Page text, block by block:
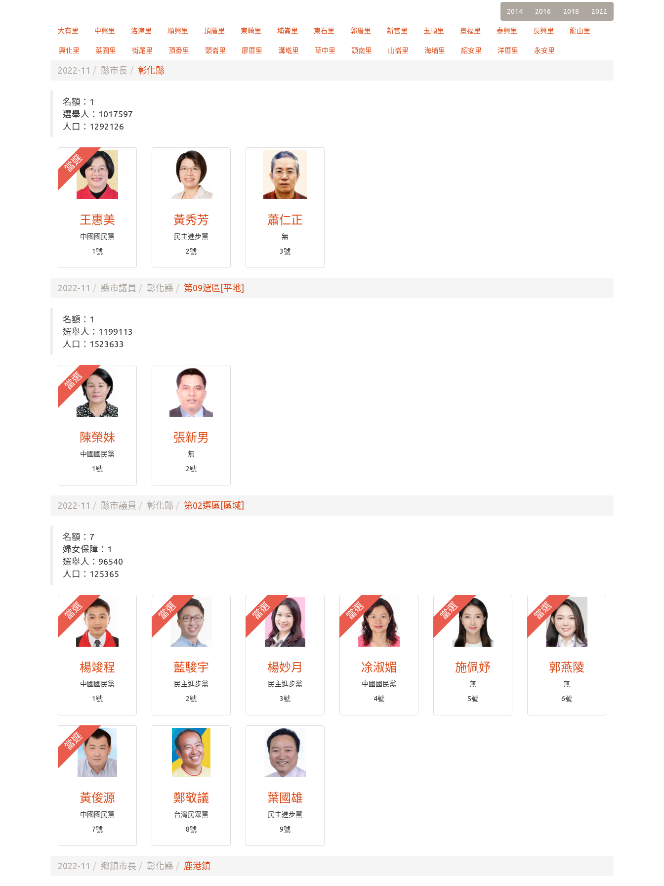
2014 2016 2018 2022
大有里 中興里 洛津里 順興里 頂厝里 東崎里 埔崙里 東石里 郭厝里 新宮里 玉順里 景福里 泰興里 長興里 龍山里
興化里 菜園里 街尾里 頂番里 頭崙里 廖厝里 溝墘里 草中里 頭南里 山崙里 海埔里 詔安里 洋厝里 永安里
2022-11 縣市長 彰化縣
名額：1
選舉人：1017597
人口：1292126
當選
王惠美
中國國民黨
1號
黃秀芳
民主進步黨
2號
蕭仁正
無
3號
2022-11 縣市議員 彰化縣 第09選區[平地]
名額：1
選舉人：1199113
人口：1523633
當選
陳榮妹
中國國民黨
1號
張新男
無
2號
2022-11 縣市議員 彰化縣 第02選區[區域]
名額：7
婦女保障：1
選舉人：96540
人口：125365
當選
楊竣程
中國國民黨
1號
當選
藍駿宇
民主進步黨
2號
當選
楊妙月
民主進步黨
3號
當選
凃淑媚
中國國民黨
4號
當選
施佩妤
無
5號
當選
郭燕陵
無
6號
當選
黃俊源
中國國民黨
7號
鄭敬議
台灣民眾黨
8號
葉國雄
民主進步黨
9號
2022-11 鄉鎮市長 彰化縣 鹿港鎮